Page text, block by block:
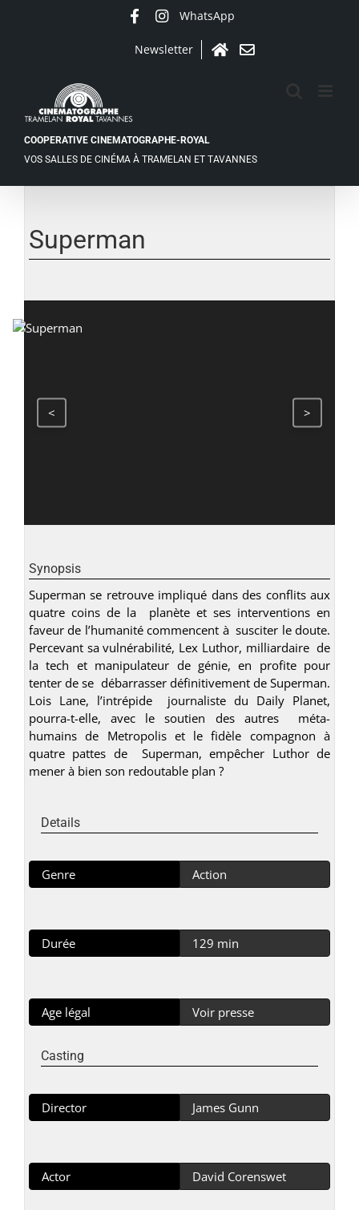
WhatsApp
Newsletter
AccueilContact
COOPERATIVE CINEMATOGRAPHE-ROYAL
VOS SALLES DE CINÉMA À TRAMELAN ET TAVANNES
agrandie
Superman
< >
Synopsis
Superman se retrouve impliqué dans des conflits aux
quatre coins de la planète et ses interventions en
faveur de l’humanité commencent à susciter le doute.
Percevant sa vulnérabilité, Lex Luthor, milliardaire de
la tech et manipulateur de génie, en profite pour
tenter de se débarrasser définitivement de Superman.
Lois Lane, l’intrépide journaliste du Daily Planet,
pourra-t-elle, avec le soutien des autres méta-
humains de Metropolis et le fidèle compagnon à
quatre pattes de Superman, empêcher Luthor de
mener à bien son redoutable plan ?
Details
Genre Action
Durée 129 min
Age légal Voir presse
Casting
Director James Gunn
Actor David Corenswet